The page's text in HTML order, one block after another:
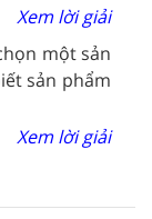
Xem lời giải
một sản
sản phẩm
Xem lời giải